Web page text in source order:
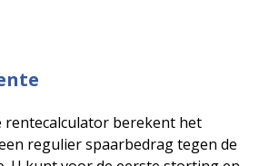
rentecalculator berekent het
regulier spaarbedrag tegen de